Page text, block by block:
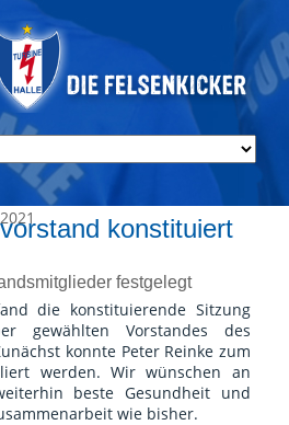
konstituiert
festgelegt
die konstituierende Sitzung
gewählten Vorstandes des
konnte Peter Reinke zum
werden. Wir wünschen an
beste Gesundheit und
wie bisher.